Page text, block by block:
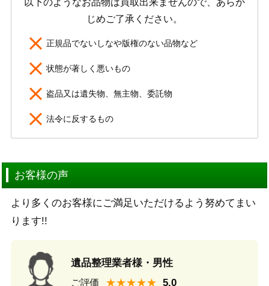
じめご了承ください。
正規品でないしなや版権のない品物など
状態が著しく悪いもの
盗品又は遺失物、無主物、委託物
法令に反するもの
お客様の声
より多くのお客様にご満足いただけるよう努めてまい
ります!!
遺品整理業者様・男性
ご評価 ★★★★★